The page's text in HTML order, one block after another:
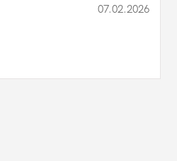
07.02.2026